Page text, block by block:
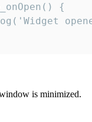
{
is minimized.